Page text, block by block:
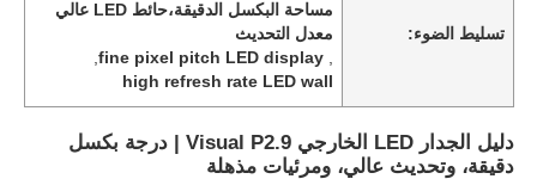
تسليط الضوء:
مساحة البكسل الدقيقة،حائط LED عالي
معدل التحديث
,
fine pixel pitch LED display
high refresh rate LED wall
دليل الجدار LED الخارجي Visual P2.9 | درجة بكسل
دقيقة، وتحديث عالي، ومرئيات مذهلة